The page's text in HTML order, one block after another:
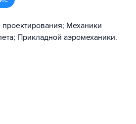
Механики
Прикладной аэромеханики.